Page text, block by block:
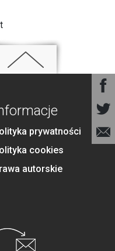
prywatności
cookies
autorskie